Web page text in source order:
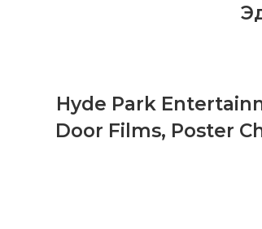
Hyde Park
Door Films, Poster